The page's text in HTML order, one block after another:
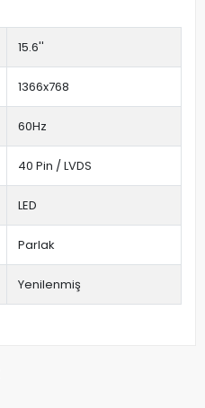
15.6''
1366x768
60Hz
40 Pin / LVDS
LED
Parlak
Yenilenmiş